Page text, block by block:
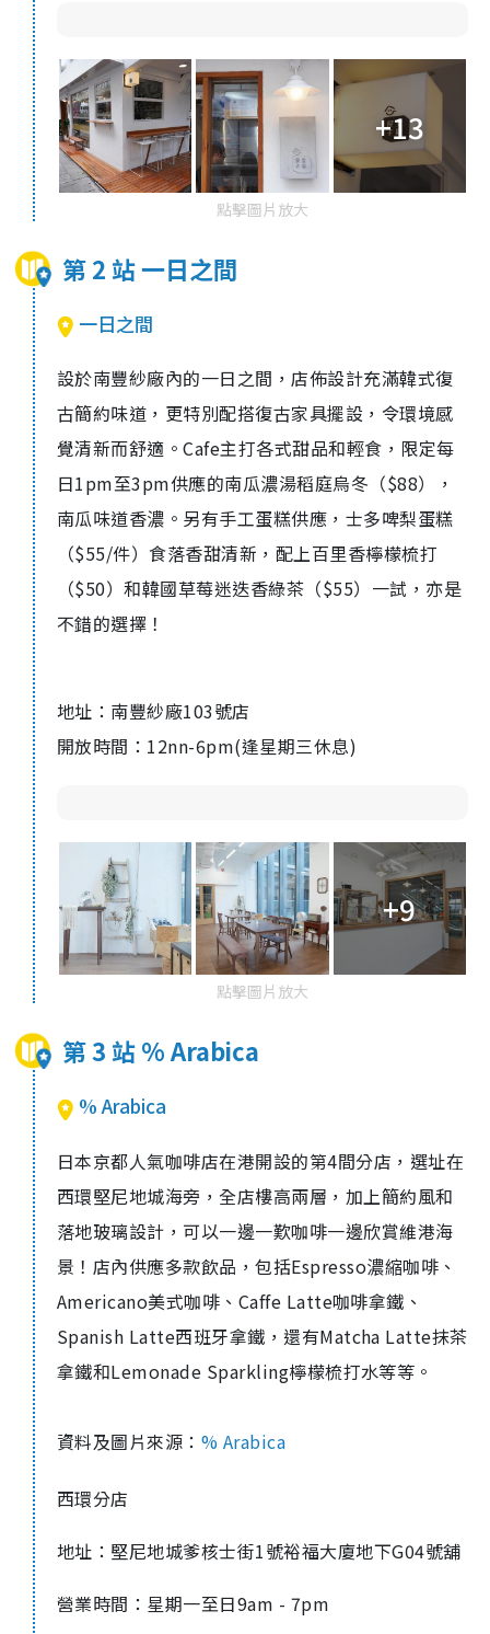
+13
點擊圖片放大
第 2 站 一日之間
一日之間
設於南豐紗廠內的一日之間，店佈設計充滿韓式復
古簡約味道，更特別配搭復古家具擺設，令環境感
覺清新而舒適。Cafe主打各式甜品和輕食，限定每
日1pm至3pm供應的南瓜濃湯稻庭烏冬（$88），
南瓜味道香濃 。另有手工蛋糕供應， 士多啤梨蛋糕
（$55/件）食落香甜清新 ， 配上百里香檸檬梳打
（$50）和韓國草莓迷迭香綠茶（$55） 一試，亦是
不錯的選擇！
地址：南豐紗廠103號店
開放時間：12nn-6pm(逢星期三休息)
+9
點擊圖片放大
第 3 站 % Arabica
% Arabica
日本京都人氣咖啡店在港開設的第4間分店，選址在
西環堅尼地城海旁，全店樓高兩層，加上簡約風和
落地玻璃設計，可以一邊一歎咖啡一邊欣賞維港海
景！店內供應多款飲品，包括Espresso濃縮咖啡、
Americano美式咖啡、 Caffe Latte咖啡拿鐵、
Spanish Latte西班牙拿鐵，還有Matcha Latte抹茶
拿鐵和Lemonade Sparkling檸檬梳打水等等 。
資料及圖片來源： % Arabica
西環分店
地址：堅尼地城爹核士街1號裕福大廈地下G04號舖
營業時間：星期一至日9am - 7pm